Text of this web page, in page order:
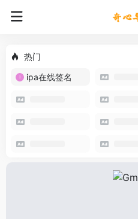
热门
ipa在线签名